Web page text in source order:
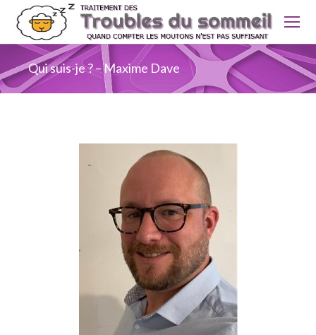
Qui suis-je ? – Maxime Dave